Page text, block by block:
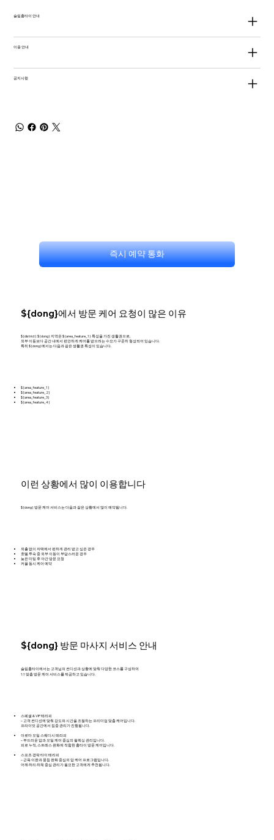
슬림홈타이 안내
이용 안내
공지사항
즉시 예약 통화
${dong}에서 방문 케어 요청이 많은 이유
${district} ${dong} 지역은 ${area_feature_1} 특성을 가진 생활권으로,
외부 이동보다 공간 내에서 편안하게 케어를 받으려는 수요가 꾸준히 형성되어 있습니다.
특히 ${dong}에서는 다음과 같은 생활권 특성이 있습니다.
${area_feature_1}
${area_feature_2}
${area_feature_3}
${area_feature_4}
이런 상황에서 많이 이용합니다
${dong} 방문 케어 서비스는 다음과 같은 상황에서 많이 예약됩니다.
외출 없이 자택에서 편하게 관리 받고 싶은 경우
호텔 투숙 중 외부 이동이 부담스러운 경우
늦은 미팅 후 야간 방문 요청
커플 동시 케어 예약
${dong} 방문 마사지 서비스 안내
슬림홈타이에서는 고객님의 컨디션과 상황에 맞춰 다양한 코스를 구성하여
1:1 맞춤 방문 케어 서비스를 제공하고 있습니다.
스페셜 & VIP 테라피
– 고객 컨디션에 맞춰 강도와 시간을 조절하는 프리미엄 맞춤 케어입니다.
프라이빗 공간에서 집중 관리가 진행됩니다.
아로마 오일 스웨디시 테라피
– 부드러운 압과 오일 케어 중심의 릴렉싱 관리입니다.
피로 누적, 스트레스 완화에 적합한 홈타이 방문 케어입니다.
스포츠 경락 타이 테라피
– 근육 이완과 뭉침 완화 중심의 압 케어 프로그램입니다.
어깨·허리·하체 중심 관리가 필요한 고객에게 추천됩니다.